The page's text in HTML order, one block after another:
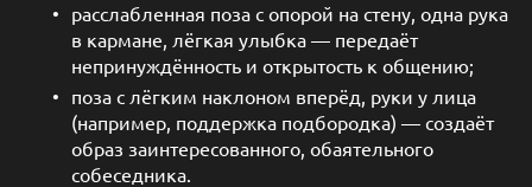
расслабленная поза с опорой на стену, одна рука
в кармане, лёгкая улыбка — передаёт
непринуждённость и открытость к общению;
поза с лёгким наклоном вперёд, руки у лица
(например, поддержка подбородка) — создаёт
образ заинтересованного, обаятельного
собеседника.